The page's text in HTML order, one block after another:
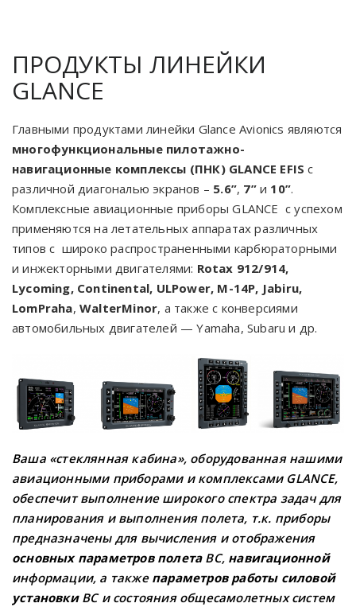
ПРОДУКТЫ ЛИНЕЙКИ
GLANCE
Главными продуктами линейки Glance Avionics являются
многофункциональные пилотажно-
навигационные комплексы (ПНК) GLANCE EFIS с
различной диагональю экранов – 5.6”, 7”и 10”.
Комплексные авиационные приборы GLANCE с успехом
применяются на летательных аппаратах различных
типов с широко распространенными карбюраторными
и инжекторными двигателями: Rotax 912/914,
Lycoming, Continental, ULPower, M-14P, Jabiru,
LomPraha,WalterMinor, а также с конверсиями
автомобильных двигателей — Yamaha, Subaru и др.
Ваша «стеклянная кабина», оборудованная нашими
авиационными приборами и комплексами GLANCE,
обеспечит выполнение широкого спектра задач для
планирования и выполнения полета, т.к. приборы
предназначены для вычисления и отображения
основных параметров полетаВС, навигационной
информации, а также параметров работы силовой
установкиВС и состояния общесамолетных систем